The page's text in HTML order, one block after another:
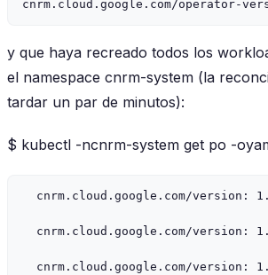
y que haya recreado todos los
el namespace cnrm-system (la
tardar un par de minutos):
$ kubectl -ncnrm-system get po -
cnrm.cloud.google.com/version:
cnrm.cloud.google.com/version:
cnrm.cloud.google.com/version: